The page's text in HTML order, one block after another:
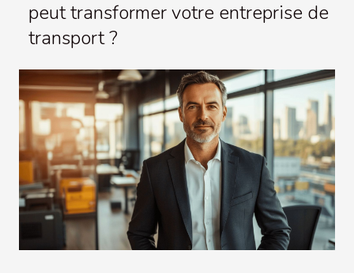
peut transformer votre entreprise de
transport ?